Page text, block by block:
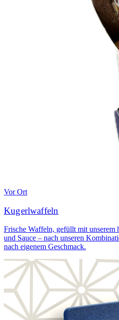
Vor Ort
Kugerlwaffeln
Frische Waffeln, gefüllt mit unserem
und Sauce – nach unseren
nach eigenem Geschmack.